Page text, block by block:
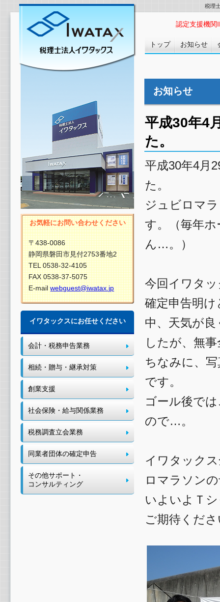
税理
認定支援機関
お知らせ
平成30年4
た。
平成30年4月
た。
ジュビロマ
す。（毎年
ん…。）
今回イワタ
確定申告明
中、天気が
したが、無
ちなみに、
です。
ゴール後で
ので…。
イワタック
ロマラソン
いよいよＴ
ご期待くだ
トップ お知らせ
お気軽にお問い合わせください
〒438-0086
静岡県磐田市見付2753番地2
TEL 0538-32-4105
FAX 0538-37-5075
E-mailwebguest@iwatax.jp
イワタックスにお任せください
会計・税務申告業務
相続・贈与・継承対策
創業支援
社会保険・給与関係業務
税務調査立会業務
同業者団体の確定申告
その他サポート・
コンサルティング